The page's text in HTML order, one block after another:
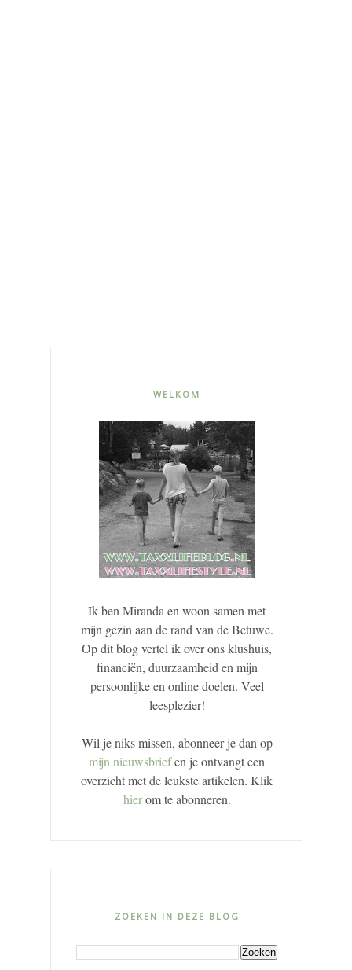
WELKOM
Ik ben Miranda en woon samen met
mijn gezin aan de rand van de Betuwe.
Op dit blog vertel ik over ons klushuis,
financiën, duurzaamheid en mijn
persoonlijke en online doelen. Veel
leesplezier!
Wil je niks missen, abonneer je dan op
mijn nieuwsbriefen je ontvangt een
overzicht met de leukste artikelen. Klik
hierom te abonneren.
ZOEKEN IN DEZE BLOG